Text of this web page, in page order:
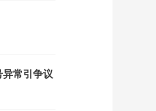
常引争议